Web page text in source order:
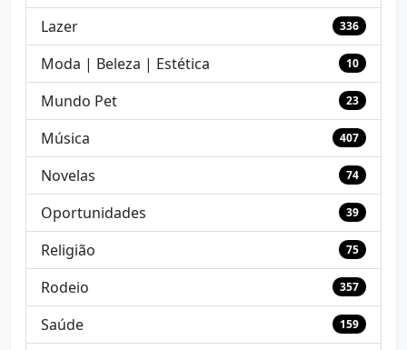
Lazer 336
Moda | Beleza | Estética 10
Mundo Pet 23
Música 407
Novelas 74
Oportunidades 39
Religião 75
Rodeio 357
Saúde 159